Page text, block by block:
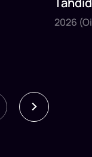
2026
69
2026